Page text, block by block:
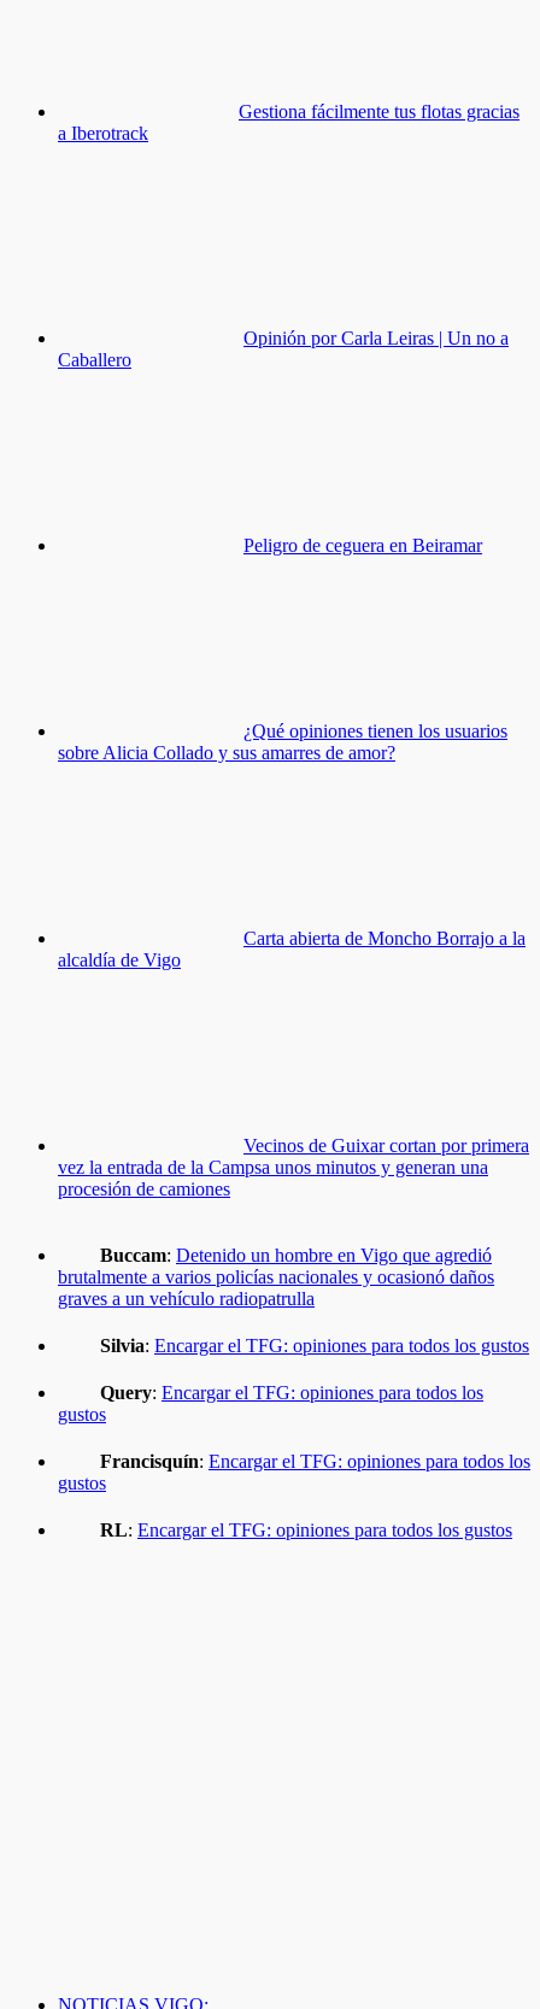
Gestiona fácilmente tus flotas gracias
a Iberotrack
Opinión por Carla Leiras | Un no a
Caballero
Peligro de ceguera en Beiramar
¿Qué opiniones tienen los usuarios
sobre Alicia Collado y sus amarres de amor?
Carta abierta de Moncho Borrajo a la
alcaldía de Vigo
Vecinos de Guixar cortan por primera
vez la entrada de la Campsa unos minutos y generan una
procesión de camiones
Buccam: Detenido un hombre en Vigo que agredió
brutalmente a varios policías nacionales y ocasionó daños
graves a un vehículo radiopatrulla
Silvia: Encargar el TFG: opiniones para todos los gustos
Query: Encargar el TFG: opiniones para todos los
gustos
Francisquín: Encargar el TFG: opiniones para todos los
gustos
RL: Encargar el TFG: opiniones para todos los gustos